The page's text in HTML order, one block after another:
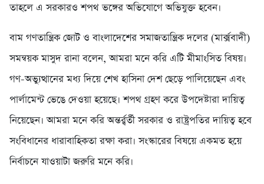
তাহলে এ সরকারও শপথ ভঙ্গের অভিযোগে অভিযুক্ত হবেন।
বাম গণতান্ত্রিক জোট ও বাংলাদেশের সমাজতান্ত্রিক দলের (মার্ক্সবাদী)
সমন্বয়ক মাসুদ রানা বলেন, আমরা মনে করি এটি মীমাংসিত বিষয়।
গণ-অভ্যুত্থানের মধ্য দিয়ে শেখ হাসিনা দেশ ছেড়ে পালিয়েছেন এবং
পার্লামেন্ট ভেঙে দেওয়া হয়েছে। শপথ গ্রহণ করে উপদেষ্টারা দায়িত্ব
নিয়েছেন। আমরা মনে করি অন্তর্র্বর্তী সরকার ও রাষ্ট্রপতির দায়িত্ব হবে
সংবিধানের ধারাবাহিকতা রক্ষা করা। সংস্কারের বিষয়ে একমত হয়ে
নির্বাচনে যাওয়াটা জরুরি মনে করি।